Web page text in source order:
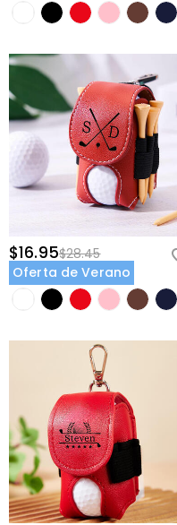
$16.95$28.45
Oferta de Verano